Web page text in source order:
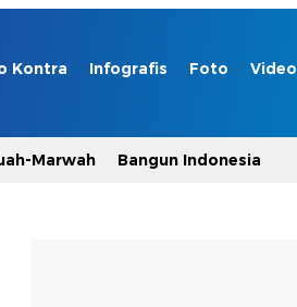
Kontra Infografis Foto Video
Marwah Bangun Indonesia